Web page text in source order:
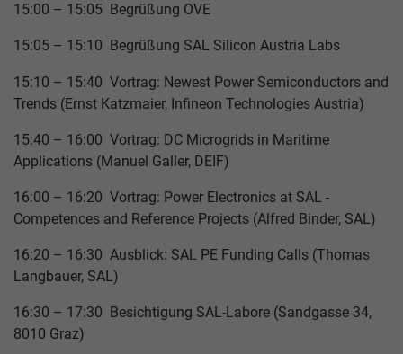
15:00 – 15:05 Begrüßung OVE
15:05 – 15:10 Begrüßung SAL Silicon Austria Labs
15:10 – 15:40 Vortrag: Newest Power Semiconductors and
Trends (Ernst Katzmaier, Infineon Technologies Austria)
15:40 – 16:00 Vortrag: DC Microgrids in Maritime
Applications (Manuel Galler, DEIF)
16:00 – 16:20 Vortrag: Power Electronics at SAL -
Competences and Reference Projects (Alfred Binder, SAL)
16:20 – 16:30 Ausblick: SAL PE Funding Calls (Thomas
Langbauer, SAL)
16:30 – 17:30 Besichtigung SAL-Labore (Sandgasse 34,
8010 Graz)